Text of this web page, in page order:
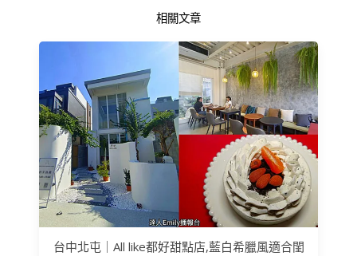
相關文章
台中北屯｜All like都好甜點店,藍白希臘風適合閨